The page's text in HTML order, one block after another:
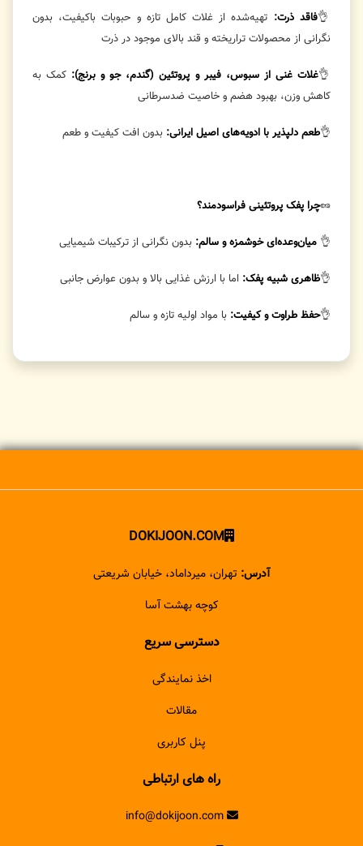
👌فاقد ذرت: تهیه‌شده از غلات کامل تازه و حبوبات باکیفیت، بدون
نگرانی از محصولات تراریخته و قند بالای موجود در ذرت
👌غلات غنی از سبوس، فیبر و پروتئین (گندم، جو و برنج): کمک به
کاهش وزن، بهبود هضم و خاصیت ضدسرطانی
👌طعم دلپذیر با ادویه‌های اصیل ایرانی: بدون افت کیفیت و طعم
🥜چرا پفک پروتئینی فراسودمند؟
👌 میان‌وعده‌ای خوشمزه و سالم: بدون نگرانی از ترکیبات شیمیایی
👌ظاهری شبیه پفک: اما با ارزش غذایی بالا و بدون عوارض جانبی
👌حفظ طراوت و کیفیت: با مواد اولیه تازه و سالم
DOKIJOON.COM
آدرس: تهران، میرداماد، خیابان شریعتی
کوچه بهشت آسا
دسترسی سریع
اخذ نمایندگی
مقالات
پنل کاربری
راه های ارتباطی
info@dokijoon.com